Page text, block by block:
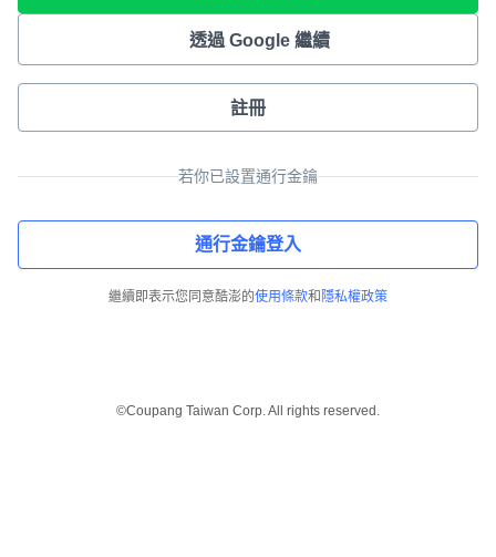
透過 Google 繼續
註冊
若你已設置通行金鑰
通行金鑰登入
繼續即表示您同意酷澎的使用條款和 隱私權政策
©Coupang Taiwan Corp. All rights reserved.